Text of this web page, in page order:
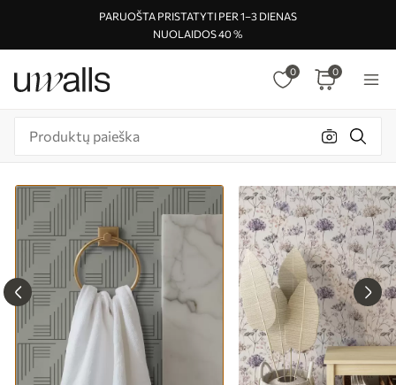
PARUOŠTA PRISTATYTI PER 1–3 DIENAS
NUOLAIDOS 40 %
0 0